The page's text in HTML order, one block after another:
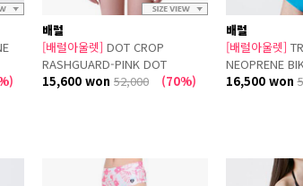
배럴
[배럴아울렛] DOT CROP
RASHGUARD-PINK DOT
15,600 won52,000 (70%)
배럴
[배럴아울렛]
NEOPRENE
BLUE-BLACK
16,500 won